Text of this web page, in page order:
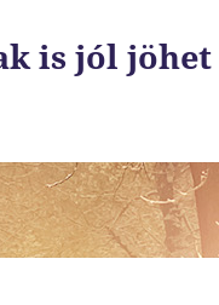
is jól